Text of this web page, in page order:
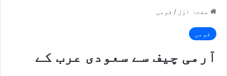
صفحۂ اوّل / قومی
قومی
آرمی چیف سے سعودی عرب کے